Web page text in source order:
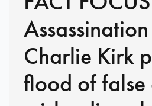
Charlie Kirk
flood of false